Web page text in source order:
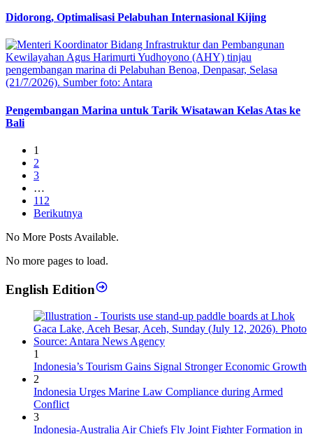
Didorong, Optimalisasi Pelabuhan Internasional Kijing
Pengembangan Marina untuk Tarik Wisatawan Kelas Atas ke
Bali
1
2
3
…
112
Berikutnya
No More Posts Available.
No more pages to load.
English Edition
1
Indonesia’s Tourism Gains Signal Stronger Economic Growth
2
Indonesia Urges Marine Law Compliance during Armed
Conflict
3
Indonesia-Australia Air Chiefs Fly Joint Fighter Formation in